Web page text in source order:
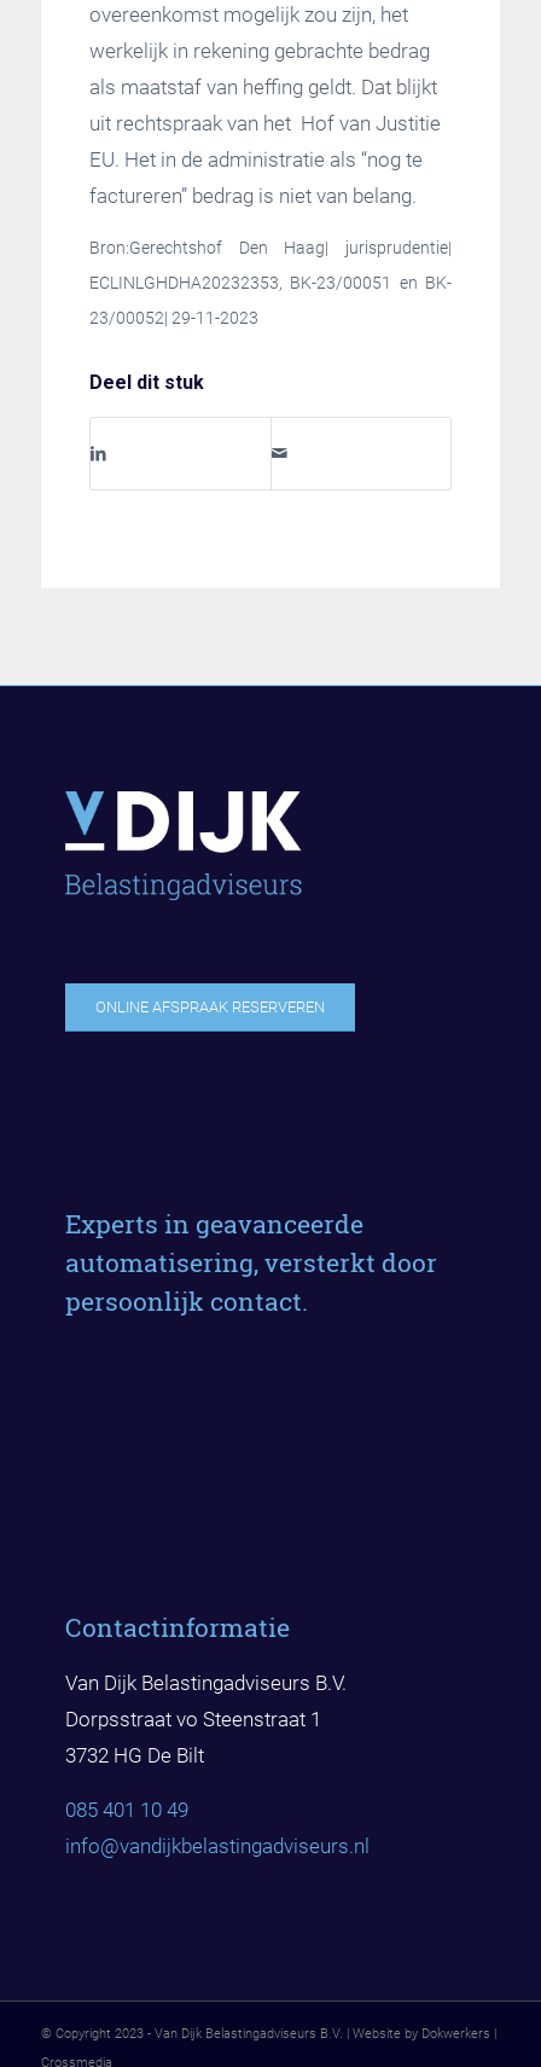
overeenkomst mogelijk zou zijn, het
werkelijk in rekening gebrachte bedrag
als maatstaf van heffing geldt. Dat blijkt
uit rechtspraak van het Hof van Justitie
EU. Het in de administratie als “nog te
factureren” bedrag is niet van belang.
Bron:Gerechtshof Den Haag| jurisprudentie|
ECLINLGHDHA20232353, BK-23/00051 en BK-
23/00052| 29-11-2023
Deel dit stuk
ONLINE AFSPRAAK RESERVEREN
Experts in geavanceerde
automatisering, versterkt door
persoonlijk contact.
Contactinformatie
Van Dijk Belastingadviseurs B.V.
Dorpsstraat vo Steenstraat 1
3732 HG De Bilt
085 401 10 49
info@vandijkbelastingadviseurs.nl
© Copyright 2023 - Van Dijk Belastingadviseurs B.V. | Website by Dokwerkers |
Crossmedia